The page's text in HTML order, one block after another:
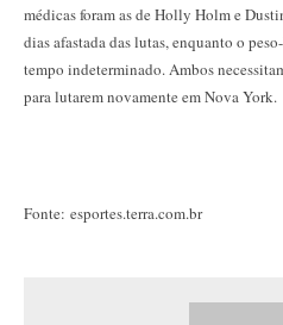
médicas foram as de Holly Holm e
dias afastada das lutas, enquanto o
tempo indeterminado. Ambos
para lutarem novamente em Nova York.
Fonte: esportes.terra.com.br